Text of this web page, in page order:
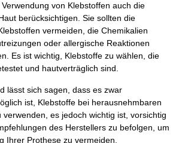
von Klebstoffen auch die
berücksichtigen. Sie sollten die
vermeiden, die Chemikalien
oder allergische Reaktionen
Es ist wichtig, Klebstoffe zu wählen, die
und hautverträglich sind.
lässt sich sagen, dass es zwar
ist, Klebstoffe bei herausnehmbaren
es jedoch wichtig ist, vorsichtig
des Herstellers zu befolgen, um
Ihrer Prothese zu vermeiden.